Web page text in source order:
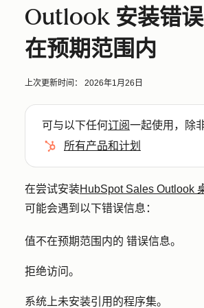
Outlook 安装错
在预期范围内
上次更新时间： 2026年1月26日
可与以下任何订阅一起使用，除
所有产品和计划
在尝试安装HubSpot Sales Outlook
可能会遇到以下错误信息：
值不在预期范围内的 错误信息。
拒绝访问。
系统上未安装引用的程序集。